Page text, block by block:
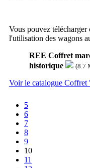
Vous pouvez
l'utilisation des wagons
REE Coffret
historique
(8.7
Voir le catalogue
5
6
7
8
9
10
11